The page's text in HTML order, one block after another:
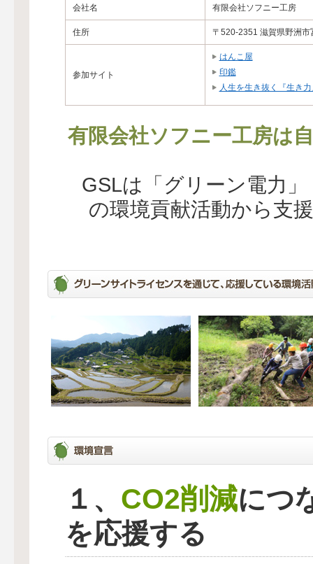
会社名 有限会社ソフニー工房
住所 〒520-2351 滋賀県野洲市
参加サイト
はんこ屋
印鑑
人生を生き抜く『生き力
有限会社ソフニー工房は
GSLは「グリーン電力
の環境貢献活動から支
１、 CO2削減につ
を応援する